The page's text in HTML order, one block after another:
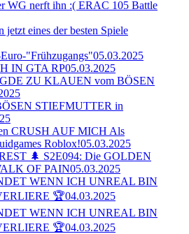
WG nerft ihn :( ERAC 105 Battle
jetzt eines der besten Spiele
"Frühzugangs"05.03.2025
IN GTA RP05.03.2025
ZU KLAUEN vom BÖSEN
STIEFMUTTER in
CRUSH AUF MICH Als
Roblox!05.03.2025
🌲 S2E094: Die GOLDEN
OF PAIN05.03.2025
WENN ICH UNREAL BIN
🏆04.03.2025
WENN ICH UNREAL BIN
🏆04.03.2025